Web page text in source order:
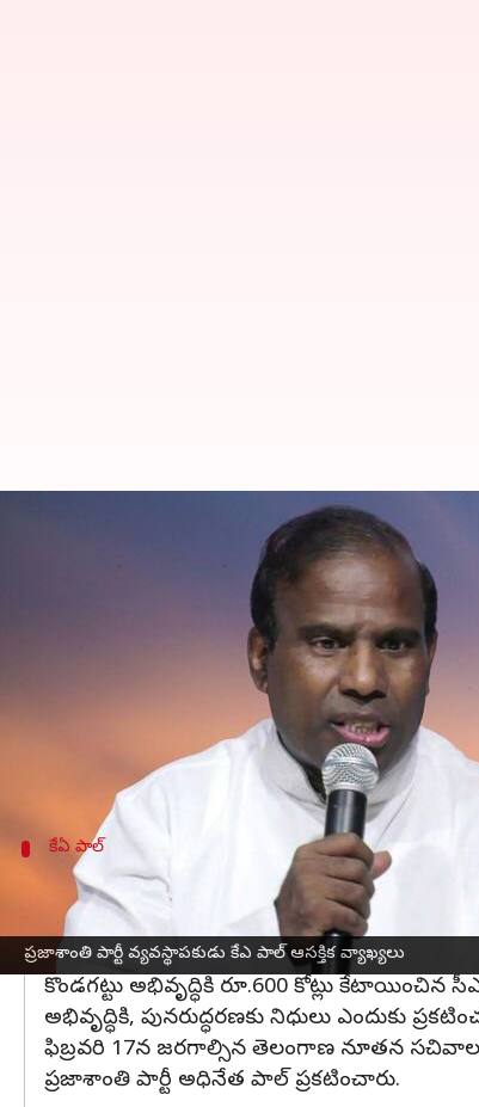
ప్రజాశాంతి పార్టీ వ్యవస్థాపకుడు కేఎ పాల్ ఆసక్తిక వ్యాఖ్యలు
'హిందువుగా పుట్టాను,
05:56 pm
క్రైస్తవ మత ప్రచారకుడు, ప్రజాశాంతి పార్టీ
అయితే తాను చివరి వరకు ఏసుక్రీస్తు
కొండగట్టు ఆలయ అభివృద్ధికితెలంగాణ సీఎం
కేఏ పాల్
బీఆర్‌ఎస్‌ అంటే బీజేపీ బీ-టీమ్‌ : పాల్
బీఆర్‌ఎస్‌ అంటే బీజేపీ బీ-టీమ్‌ తప్ప మరొకటి
చేయకుండా కేసీఆర్ వ్యూహాత్మకంగా తప్పించారన్నారు.
కొండగట్టు అభివృద్ధికి రూ.600 కోట్లు
అభివృద్ధికి, పునరుద్ధరణకు నిధులు ఎందుకు
ఫిబ్రవరి 17న జరగాల్సిన తెలంగాణ నూతన
ప్రజాశాంతి పార్టీ అధినేత పాల్ ప్రకటించారు.